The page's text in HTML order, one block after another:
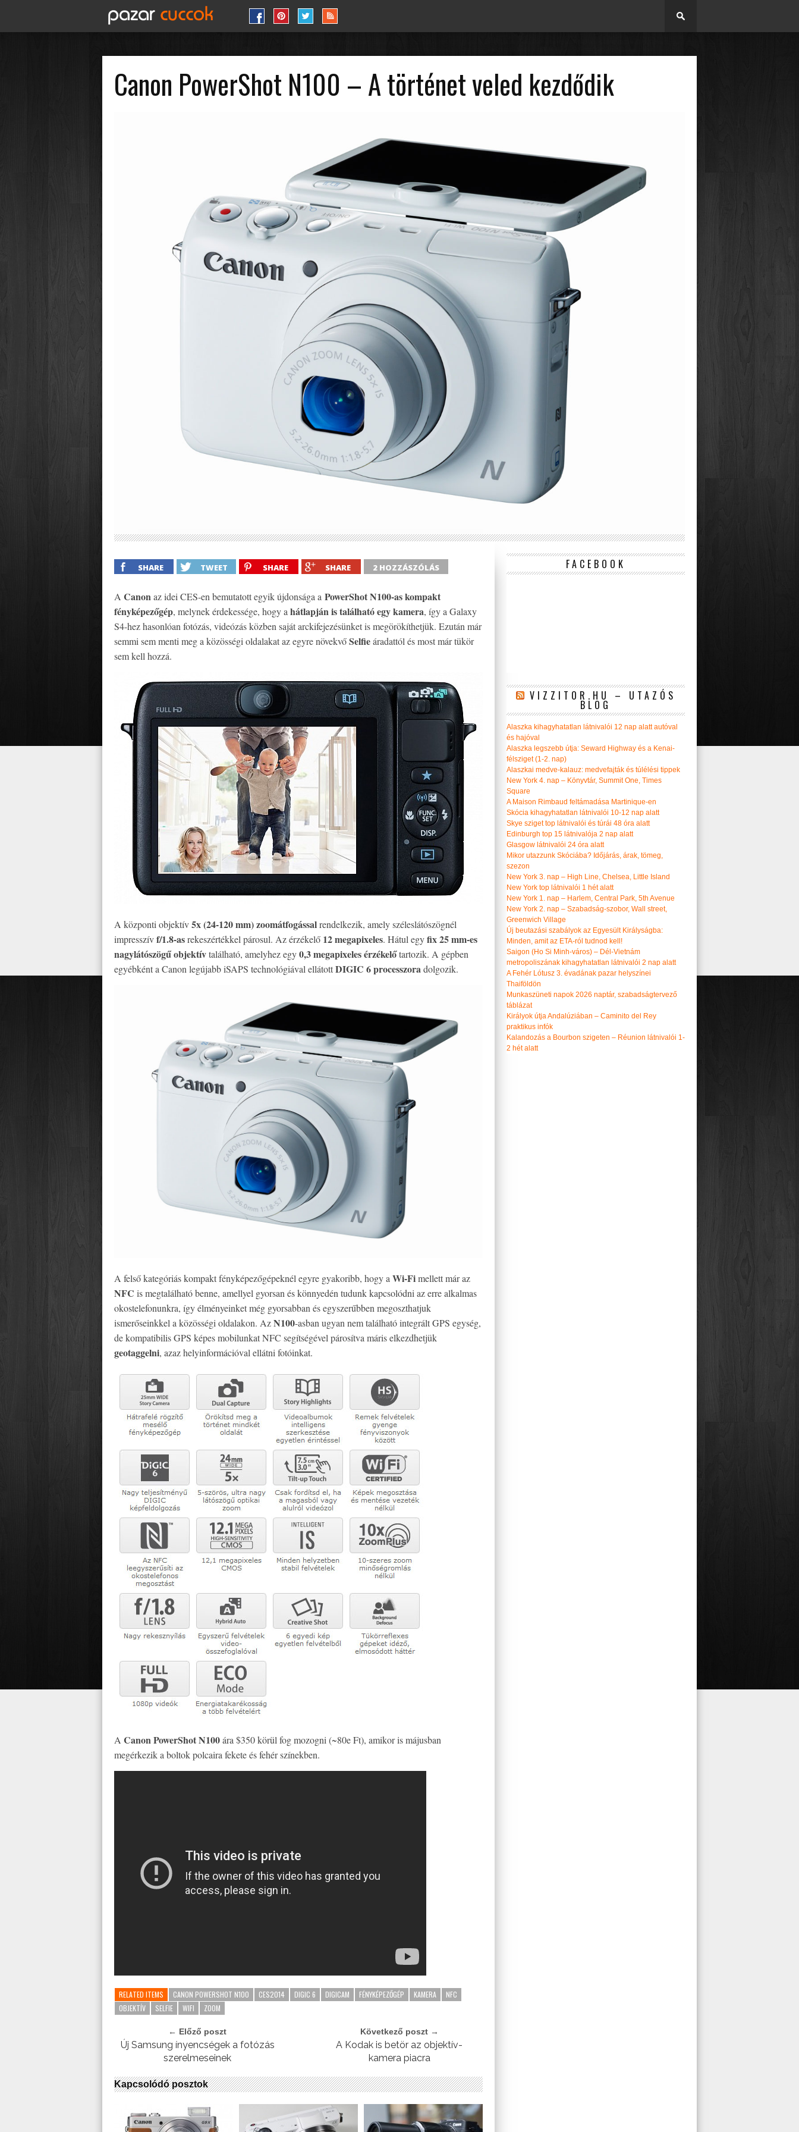
Canon PowerShot N100 – A történet veled kezdődik
SHARE TWEET SHARE SHARE 2 HOZZÁSZÓLÁS
A Canonaz idei CES-en bemutatott egyik újdonsága a PowerShot N100-as kompakt
fényképezőgép, melynek érdekessége, hogy ahátlapján is található egy kamera, így a Galaxy
S4-hez hasonlóan fotózás, videózás közben saját arckifejezésünket is megörökíthetjük. Ezután már
semmi sem menti meg a közösségi oldalakat az egyre növekvőSelfieáradattól és most már tükör
sem kell hozzá.
A központi objektív5x (24-120 mm) zoomátfogássalrendelkezik, amely széleslátószögnél
impresszívf/1.8-asrekeszértékkel párosul. Az érzékelő 12 megapixeles. Hátul egyfix 25 mm-es
nagylátószögű objektívtalálható, amelyhez egy0,3 megapixeles érzékelőtartozik. A gépben
egyébként a Canon legújabb iSAPS technológiával ellátottDIGIC 6 processzoradolgozik.
A felső kategóriás kompakt fényképezőgépeknél egyre gyakoribb, hogy a Wi-Fimellett már az
NFC is megtalálható benne, amellyel gyorsan és könnyedén tudunk kapcsolódni az erre alkalmas
okostelefonunkra, így élményeinket még gyorsabban és egyszerűbben megoszthatjuk
ismerőseinkkel a közösségi oldalakon. AzN100-asban ugyan nem található integrált GPS egység,
de kompatibilis GPS képes mobilunkat NFC segítségével párosítva máris elkezdhetjük
geotaggelni, azaz helyinformációval ellátni fotóinkat.
A Canon PowerShot N100ára $350 körül fog mozogni (~80e Ft), amikor is májusban
megérkezik a boltok polcaira fekete és fehér színekben.
RELATED ITEMS CANON POWERSHOT N100 CES2014 DIGIC 6 DIGICAM FÉNYKÉPEZŐGÉP KAMERA
NFC
OBJEKTÍV
SELFIE WIFI ZOOM
← Előző poszt
Új Samsung ínyencségek a fotózás
szerelmeseinek
Következő poszt →
A Kodak is betör az objektív-
kamera piacra
Kapcsolódó posztok
FACEBOOK
VIZZITOR.HU – UTAZÓS
BLOG
Alaszka kihagyhatatlan látnivalói 12 nap alatt autóval
és hajóval
Alaszka legszebb útja: Seward Highway és a Kenai-
félsziget (1-2. nap)
Alaszkai medve-kalauz: medvefajták és túlélési tippek
New York 4. nap – Könyvtár, Summit One, Times
Square
A Maison Rimbaud feltámadása Martinique-en
Skócia kihagyhatatlan látnivalói 10-12 nap alatt
Skye sziget top látnivalói és túrái 48 óra alatt
Edinburgh top 15 látnivalója 2 nap alatt
Glasgow látnivalói 24 óra alatt
Mikor utazzunk Skóciába? Időjárás, árak, tömeg,
szezon
New York 3. nap – High Line, Chelsea, Little Island
New York top látnivalói 1 hét alatt
New York 1. nap – Harlem, Central Park, 5th Avenue
New York 2. nap – Szabadság-szobor, Wall street,
Greenwich Village
Új beutazási szabályok az Egyesült Királyságba:
Minden, amit az ETA-ról tudnod kell!
Saigon (Ho Si Minh-város) – Dél-Vietnám
metropoliszának kihagyhatatlan látnivalói 2 nap alatt
A Fehér Lótusz 3. évadának pazar helyszínei
Thaiföldön
Munkaszüneti napok 2026 naptár, szabadságtervező
táblázat
Királyok útja Andalúziában – Caminito del Rey
praktikus infók
Kalandozás a Bourbon szigeten – Réunion látnivalói 1-
2 hét alatt